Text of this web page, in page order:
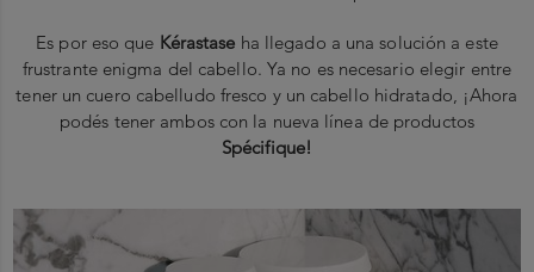
Es por eso que Kérastase ha llegado a una solución a este
frustrante enigma del cabello. Ya no es necesario elegir entre
tener un cuero cabelludo fresco y un cabello hidratado, ¡Ahora
podés tener ambos con la nueva línea de productos
Spécifique!